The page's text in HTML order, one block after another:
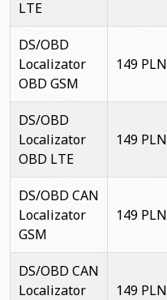
LTE
DS/OBD
Localizator
OBD GSM
149 PLN
DS/OBD
Localizator
OBD LTE
149 PLN
DS/OBD CAN
Localizator
GSM
149 PLN
DS/OBD CAN
Localizator
149 PLN